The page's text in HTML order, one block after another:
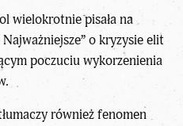
wielokrotnie pisała na
Najważniejsze” o kryzysie elit
poczuciu wykorzenienia
również fenomen